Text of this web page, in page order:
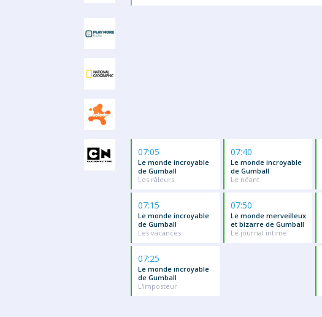
07:05
Le monde incroyable
de Gumball
Les râleurs
07:15
Le monde incroyable
de Gumball
Les vacances
07:25
Le monde incroyable
de Gumball
L'imposteur
07:40
Le monde incroyable
de Gumball
Le néant
07:50
Le monde merveilleux
et bizarre de Gumball
Le journal intime